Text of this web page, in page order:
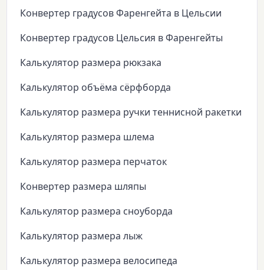
Конвертер градусов Фаренгейта в Цельсии
Конвертер градусов Цельсия в Фаренгейты
Калькулятор размера рюкзака
Калькулятор объёма сёрфборда
Калькулятор размера ручки теннисной ракетки
Калькулятор размера шлема
Калькулятор размера перчаток
Конвертер размера шляпы
Калькулятор размера сноуборда
Калькулятор размера лыж
Калькулятор размера велосипеда